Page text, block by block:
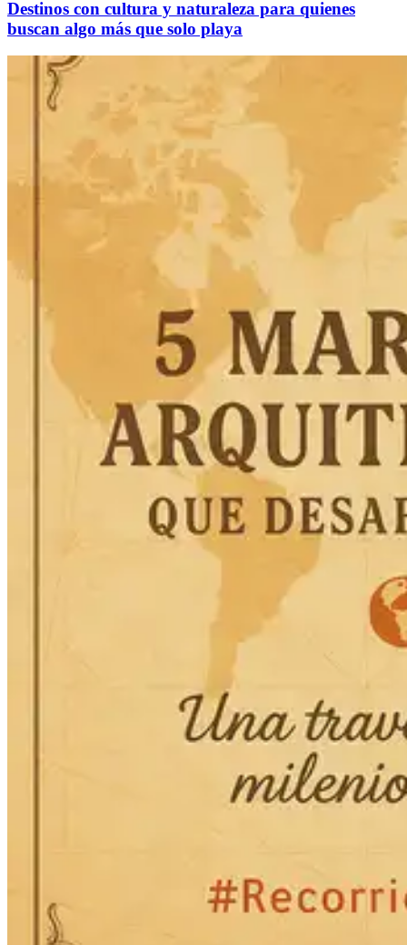
Destinos con cultura y naturaleza para quienes
buscan algo más que solo playa